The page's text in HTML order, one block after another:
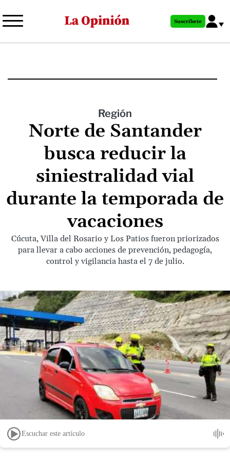
al
principal
Suscríbete
Región
Norte de Santander
busca reducir la
siniestralidad vial
durante la temporada de
vacaciones
Cúcuta, Villa del Rosario y Los Patios fueron priorizados
para llevar a cabo acciones de prevención, pedagogía,
control y vigilancia hasta el 7 de julio.
Escuchar este artículo